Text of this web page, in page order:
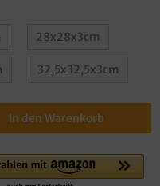
28x28x3cm
32,5x32,5x3cm
In den Warenkorb